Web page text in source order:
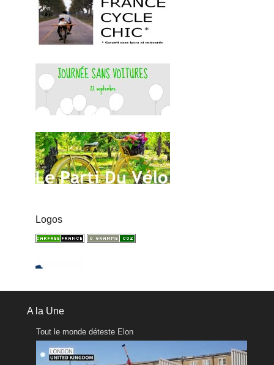
Logos
A la Une
Tout le monde déteste Elon